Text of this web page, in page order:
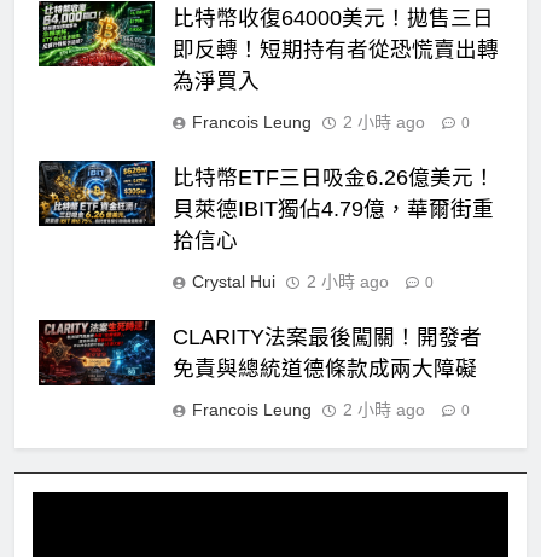
比特幣收復64000美元！拋售三日
即反轉！短期持有者從恐慌賣出轉
為淨買入
Francois Leung 2 小時 ago 0
比特幣ETF三日吸金6.26億美元！
貝萊德IBIT獨佔4.79億，華爾街重
拾信心
Crystal Hui 2 小時 ago 0
CLARITY法案最後闖關！開發者
免責與總統道德條款成兩大障礙
Francois Leung 2 小時 ago 0